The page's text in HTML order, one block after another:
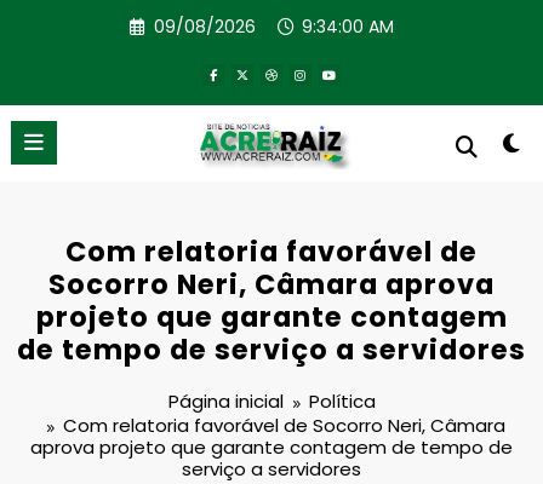
09/08/2026 9:34:01 AM
Com relatoria favorável de
Socorro Neri, Câmara aprova
projeto que garante contagem
de tempo de serviço a servidores
Página inicial
Política
Com relatoria favorável de Socorro Neri, Câmara
aprova projeto que garante contagem de tempo de
serviço a servidores